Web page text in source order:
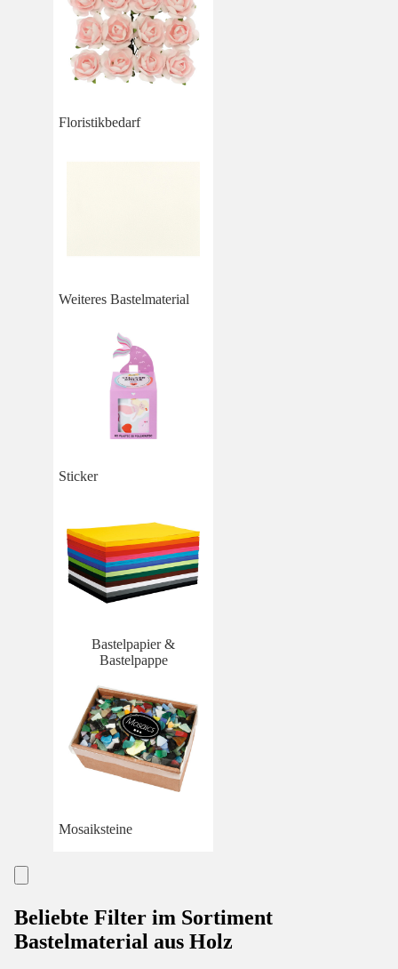
Floristikbedarf
Weiteres Bastelmaterial
Sticker
Bastelpapier &
Bastelpappe
Mosaiksteine
Beliebte Filter im Sortiment
Bastelmaterial aus Holz